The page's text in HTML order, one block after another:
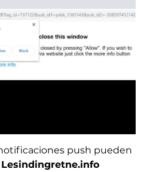
push pueden
Lesindingretne.info